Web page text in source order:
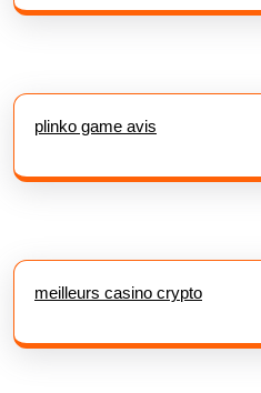
plinko game avis
meilleurs casino crypto